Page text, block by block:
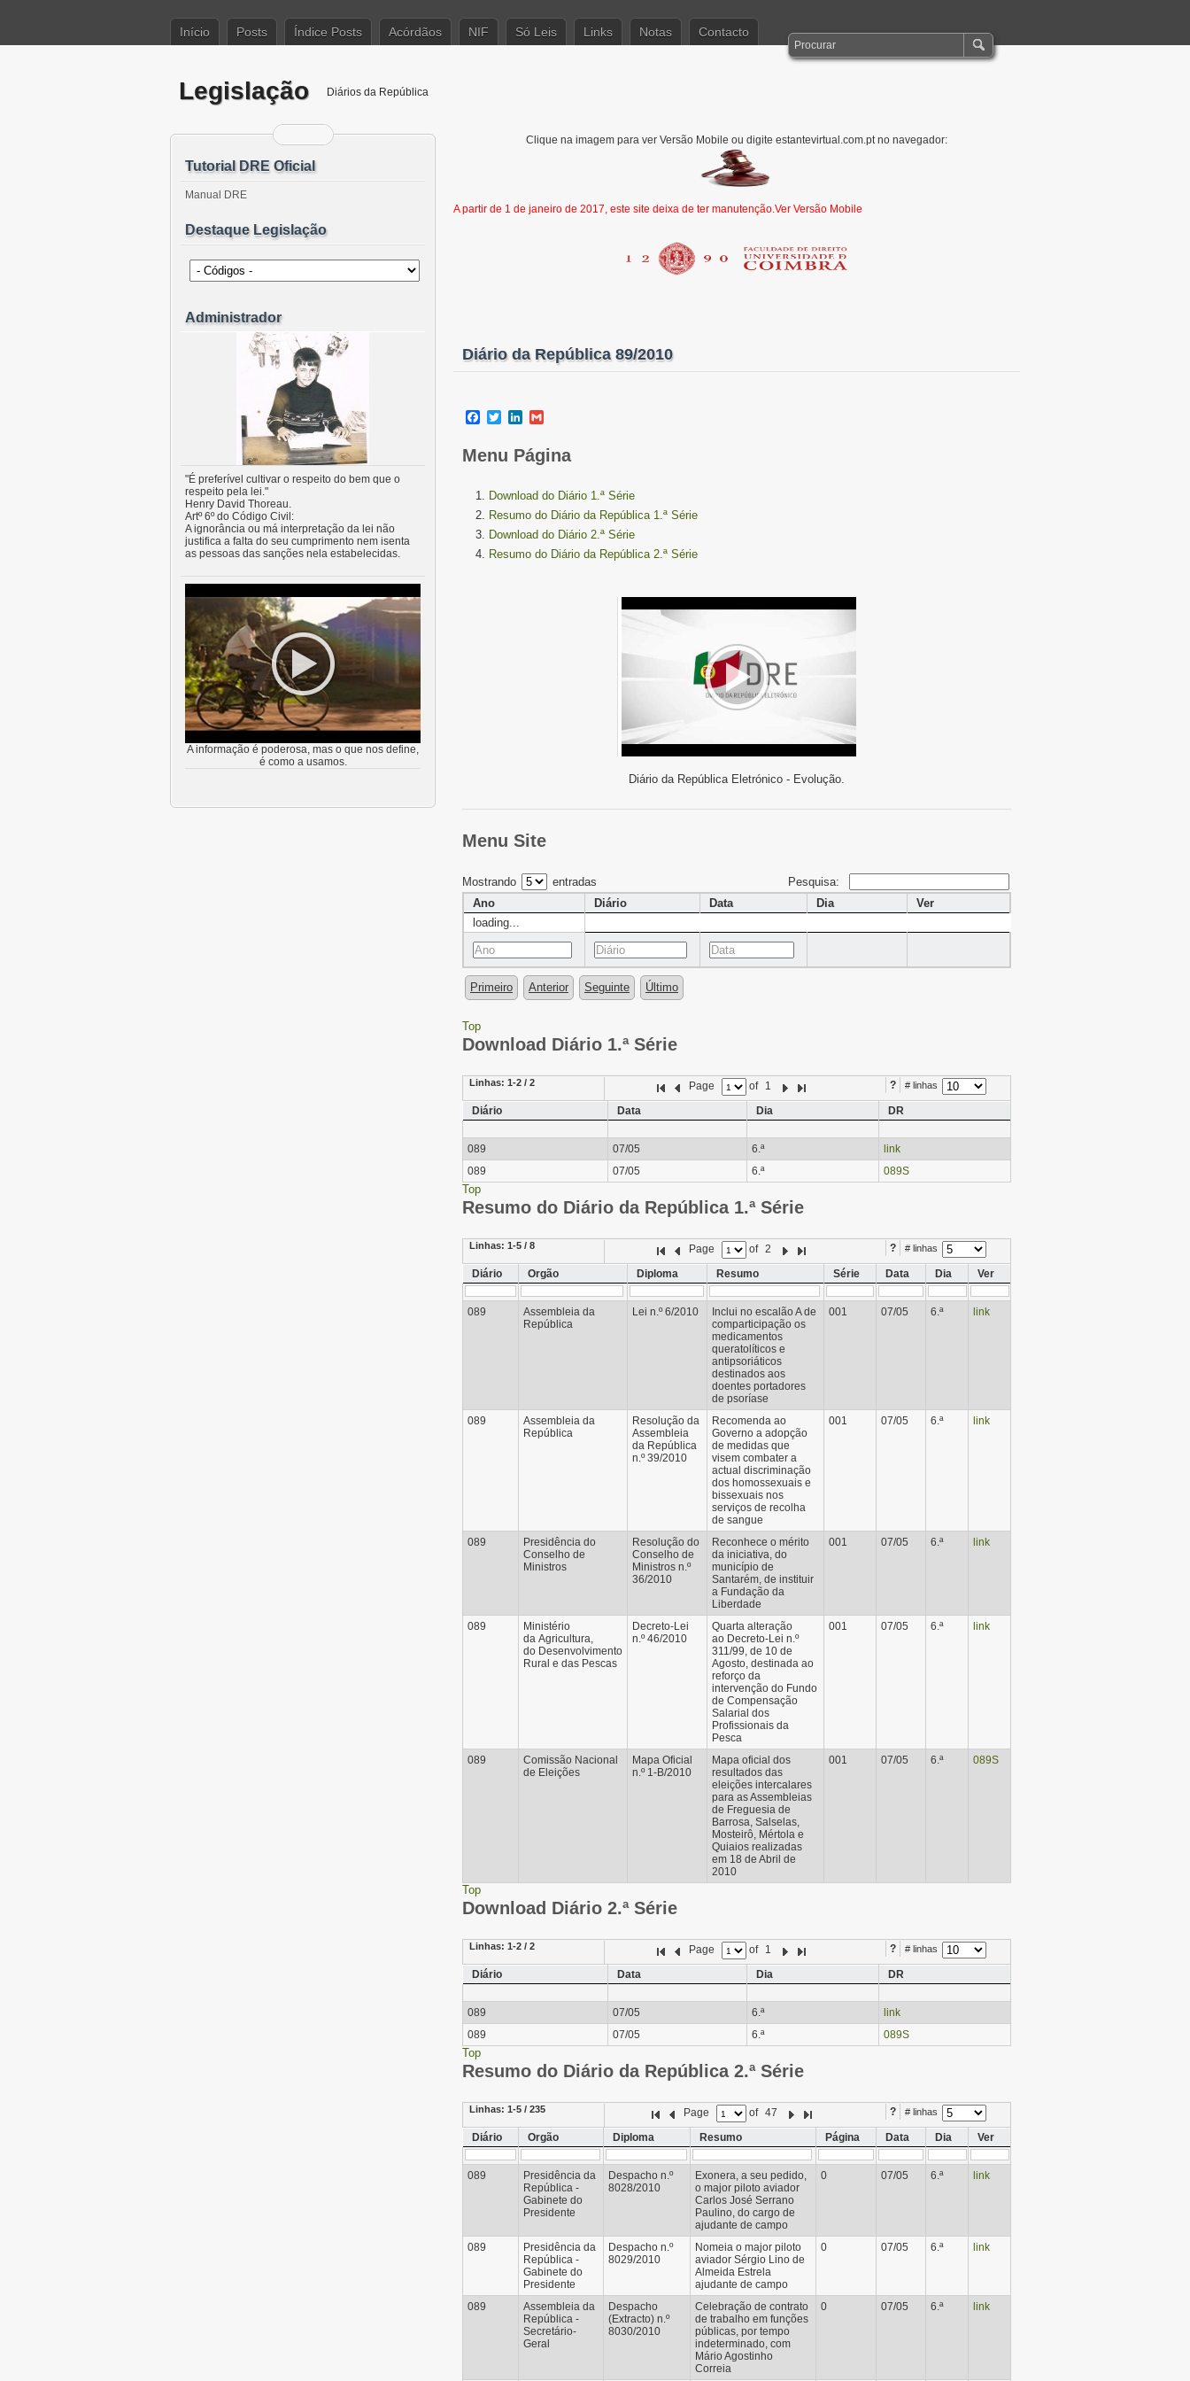
Início Posts Índice Posts Acórdãos NIF Só Leis Links Notas Contacto
Legislação Diários da República
Clique na imagem para ver Versão Mobile ou digite estantevirtual.com.pt no navegador:
A partir de 1 de janeiro de 2017, este site deixa de ter manutenção.Ver Versão Mobile
Diário da República 89/2010
Facebook
TwitterLinkedIn
Menu Página
Download do Diário 1.ª Série
Resumo do Diário da República 1.ª Série
Download do Diário 2.ª Série
Resumo do Diário da República 2.ª Série
Diário da República Eletrónico - Evolução.
Menu Site
Mostrando entradas
Pesquisa:
Ano
Diário Data Dia
Ver
loading...
Primeiro Anterior Seguinte Último
Top
Download Diário 1.ª Série
Linhas: 1-2 / 2 ? # linhas
Page of 1
Diário
Data Dia DR
089 07/05 6.ª
link
089
07/05 6.ª 089S
Top
Resumo do Diário da República 1.ª Série
Linhas: 1-5 / 8 ? # linhas
Page of 2
Diário
Orgão Diploma Resumo Série Data Dia Ver
089
Assembleia da
República
Lei n.º 6/2010
Inclui no escalão A de
comparticipação os
medicamentos
queratolíticos e
antipsoriáticos
destinados aos
doentes portadores
de psoríase
001 07/05 6.ª link
089
Assembleia da
República
Resolução da
Assembleia
da República
n.º 39/2010
Recomenda ao
Governo a adopção
de medidas que
visem combater a
actual discriminação
dos homossexuais e
bissexuais nos
serviços de recolha
de sangue
001 07/05 6.ª link
089
Presidência do
Conselho de
Ministros
Resolução do
Conselho de
Ministros n.º
36/2010
Reconhece o mérito
da iniciativa, do
município de
Santarém, de instituir
a Fundação da
Liberdade
001 07/05 6.ª link
089
Ministério
da Agricultura,
do Desenvolvimento
Rural e das Pescas
Decreto-Lei
n.º 46/2010
Quarta alteração
ao Decreto-Lei n.º
311/99, de 10 de
Agosto, destinada ao
reforço da
intervenção do Fundo
de Compensação
Salarial dos
Profissionais da
Pesca
001 07/05 6.ª link
089
Comissão Nacional
de Eleições
Mapa Oficial
n.º 1-B/2010
Mapa oficial dos
resultados das
eleições intercalares
para as Assembleias
de Freguesia de
Barrosa, Salselas,
Mosteirô, Mértola e
Quiaios realizadas
em 18 de Abril de
2010
001 07/05 6.ª 089S
Top
Download Diário 2.ª Série
Linhas: 1-2 / 2 ? # linhas
Page of 1
Diário
Data Dia DR
089 07/05 6.ª
link
089
07/05 6.ª 089S
Top
Resumo do Diário da República 2.ª Série
Linhas: 1-5 / 235 ? # linhas
Page of 47
Diário
Orgão Diploma Resumo Página Data Dia Ver
089
Presidência da
República -
Gabinete do
Presidente
Despacho n.º
8028/2010
Exonera, a seu pedido,
o major piloto aviador
Carlos José Serrano
Paulino, do cargo de
ajudante de campo
0 07/05 6.ª link
089
Presidência da
República -
Gabinete do
Presidente
Despacho n.º
8029/2010
Nomeia o major piloto
aviador Sérgio Lino de
Almeida Estrela
ajudante de campo
0 07/05 6.ª link
089
Assembleia da
República -
Secretário-
Geral
Despacho
(Extracto) n.º
8030/2010
Celebração de contrato
de trabalho em funções
públicas, por tempo
indeterminado, com
Mário Agostinho
Correia
0 07/05 6.ª link
Tutorial DRE Oficial
Manual DRE
Destaque Legislação
Administrador
"É preferível cultivar o respeito do bem que o
respeito pela lei."
Henry David Thoreau.
Artº 6º do Código Civil:
A ignorância ou má interpretação da lei não
justifica a falta do seu cumprimento nem isenta
as pessoas das sanções nela estabelecidas.
A informação é poderosa, mas o que nos define,
é como a usamos.